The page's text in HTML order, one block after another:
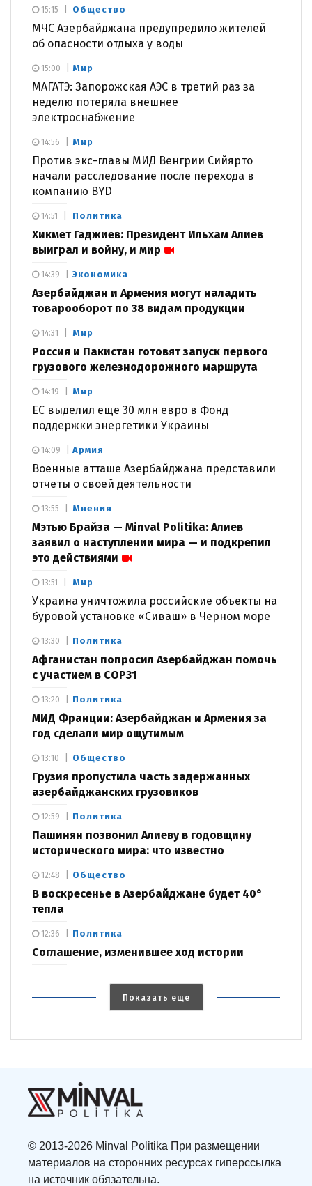
Общество
МЧС Азербайджана предупредило жителей
об опасности отдыха у воды
15:15
Мир
МАГАТЭ: Запорожская АЭС в третий раз за
неделю потеряла внешнее
электроснабжение
15:00
Мир
Против экс-главы МИД Венгрии Сийярто
начали расследование после перехода в
компанию BYD
14:56
Политика
Хикмет Гаджиев: Президент Ильхам Алиев
выиграл и войну, и мир
14:51
Экономика
Азербайджан и Армения могут наладить
товарооборот по 38 видам продукции
14:39
Мир
Россия и Пакистан готовят запуск первого
грузового железнодорожного маршрута
14:31
Мир
ЕС выделил еще 30 млн евро в Фонд
поддержки энергетики Украины
14:19
Армия
Военные атташе Азербайджана представили
отчеты о своей деятельности
14:09
Мнения
Мэтью Брайза — Minval Politika: Алиев
заявил о наступлении мира — и подкрепил
это действиями
13:55
Мир
Украина уничтожила российские объекты на
буровой установке «Сиваш» в Черном море
13:51
Политика
Афганистан попросил Азербайджан помочь
с участием в COP31
13:30
Политика
МИД Франции: Азербайджан и Армения за
год сделали мир ощутимым
13:20
Общество
Грузия пропустила часть задержанных
азербайджанских грузовиков
13:10
Политика
Пашинян позвонил Алиеву в годовщину
исторического мира: что известно
12:59
Общество
В воскресенье в Азербайджане будет 40°
тепла
12:48
Политика
Соглашение, изменившее ход истории
12:36
Показать еще
© 2013-2026 Minval Politika При размещении
материалов на сторонних ресурсах гиперссылка
на источник обязательна.